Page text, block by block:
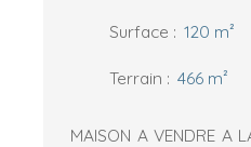
Surface : 120 m²
Terrain : 466 m²
MAISON A VENDRE A